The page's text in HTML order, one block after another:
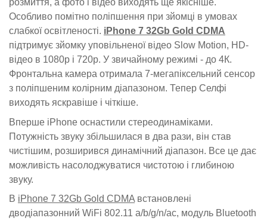
розмиття, а фото і відео виходять ще якісніше.
Особливо помітно поліпшення при зйомці в умовах
слабкої освітленості. iPhone 7 32Gb Gold CDMA
підтримує зйомку уповільненої відео Slow Motion, HD-
відео в 1080p і 720p. У звичайному режимі - до 4К.
Фронтальна камера отримала 7-мегапіксельний сенсор
з поліпшеним колірним діапазоном. Тепер Селфі
виходять яскравіше і чіткіше.
Вперше iPhone оснастили стереодинаміками.
Потужність звуку збільшилася в два рази, він став
чистішим, розширився динамічний діапазон. Все це дає
можливість насолоджуватися чистотою і глибиною
звуку.
В iPhone 7 32Gb Gold CDMA встановлені
дводіапазонний WiFi 802.11 a/b/g/n/ac, модуль Bluetooth